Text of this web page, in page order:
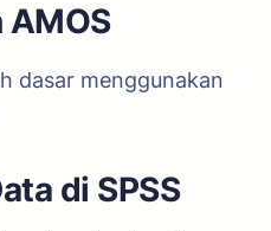
dasar menggunakan
di SPSS